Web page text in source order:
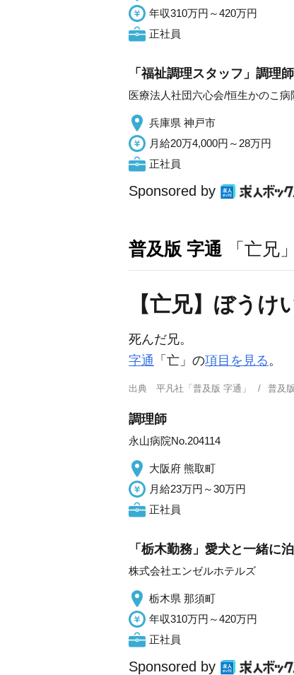
年収310万円～420万円
正社員
「福祉調理スタッフ」調理
医療法人社団六心会/恒生かのこ病
兵庫県 神戸市
月給20万4,000円～28万円
正社員
Sponsored by
普及版 字通 「亡兄
【亡兄】ぼうけ
死んだ兄。
字通 「亡」の項目を見る。
出典 平凡社「普及版 字通」 普及
調理師
永山病院No.204114
大阪府 熊取町
月給23万円～30万円
正社員
「栃木勤務」愛犬と一緒に
株式会社エンゼルホテルズ
栃木県 那須町
年収310万円～420万円
正社員
Sponsored by